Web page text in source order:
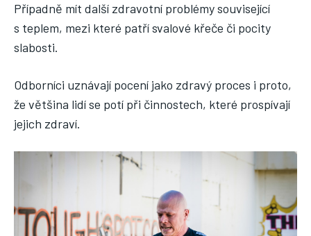
Případně mít další zdravotní problémy související
s teplem, mezi které patří svalové křeče či pocity
slabosti.
Odborníci uznávají pocení jako zdravý proces i proto,
že většina lidí se potí při činnostech, které prospívají
jejich zdraví.